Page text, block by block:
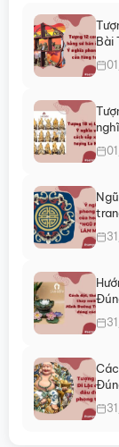
Bài